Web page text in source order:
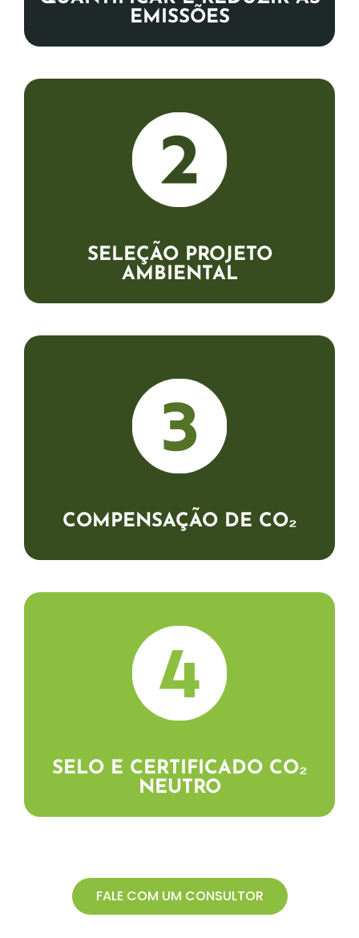
EMISSÕES
SELEÇÃO PROJETO
AMBIENTAL
Um projeto ambiental que
comprovadamente absorveu ou deixou
de emitir carbono é selecionado na
COMPENSAÇÃO DE CO₂
O projeto ambiental escolhido recebe o
incentivo financeiro por neutralizar, na
mesma proporção, o carbono que foi
SELO E CERTIFICADO CO₂
NEUTRO
Receber o Selo e Certificado CO₂ Neutro
com o ano correspondente ao período
da compensação.
FALE COM UM CONSULTOR